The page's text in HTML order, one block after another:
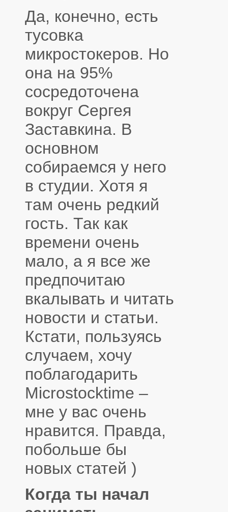
Да, конечно, есть
тусовка
микростокеров. Но
она на 95%
сосредоточена
вокруг Сергея
Заставкина. В
основном
собираемся у него
в студии. Хотя я
там очень редкий
гость. Так как
времени очень
мало, а я все же
предпочитаю
вкалывать и читать
новости и статьи.
Кстати, пользуясь
случаем, хочу
поблагодарить
Microstocktime –
мне у вас очень
нравится. Правда,
побольше бы
новых статей )
Когда ты начал